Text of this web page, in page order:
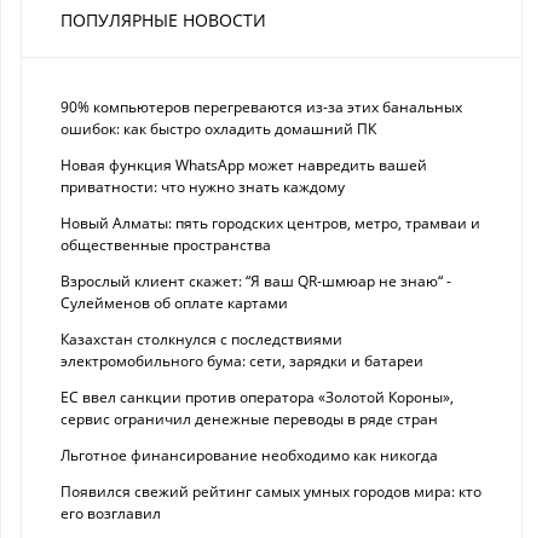
ПОПУЛЯРНЫЕ НОВОСТИ
90% компьютеров перегреваются из-за этих банальных
ошибок: как быстро охладить домашний ПК
Новая функция WhatsApp может навредить вашей
приватности: что нужно знать каждому
Новый Алматы: пять городских центров, метро, трамваи и
общественные пространства
Взрослый клиент скажет: “Я ваш QR-шмюар не знаю“ -
Сулейменов об оплате картами
Казахстан столкнулся с последствиями
электромобильного бума: сети, зарядки и батареи
ЕС ввел санкции против оператора «Золотой Короны»,
сервис ограничил денежные переводы в ряде стран
Льготное финансирование необходимо как никогда
Появился свежий рейтинг самых умных городов мира: кто
его возглавил